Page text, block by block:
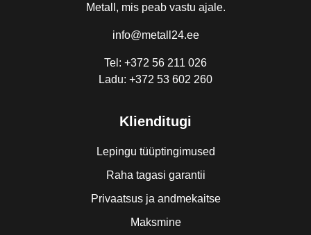
Metall, mis peab vastu ajale.
info@metall24.ee
Tel: +372 56 211 026
Ladu: +372 53 602 260
Klienditugi
Lepingu tüüptingimused
Raha tagasi garantii
Privaatsus ja andmekaitse
Maksmine